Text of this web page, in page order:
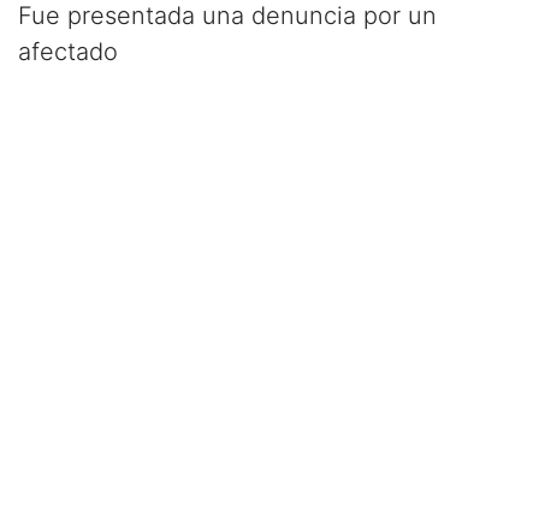
Fue presentada una denuncia por un
afectado